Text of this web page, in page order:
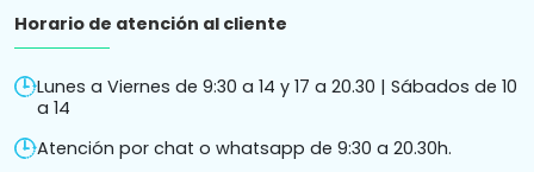
Horario de atención al cliente
Lunes a Viernes de 9:30 a 14 y 17 a 20.30 | Sábados de 10
a 14
Atención por chat o whatsapp de 9:30 a 20.30h.